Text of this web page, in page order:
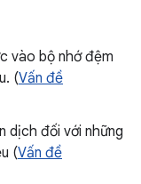
vào bộ nhớ đệm
(Vấn đề
dịch đối với những
(Vấn đề